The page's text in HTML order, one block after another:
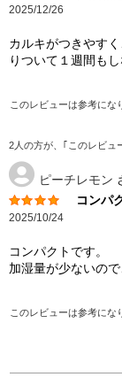
2025/12/26
カルキがつきやす
りついて１週間も
このレビューは参考にな
2人の方が、｢このレビュ
ピーチレモン
コンパ
2025/10/24
コンパクトです。
加湿量が少ないの
このレビューは参考にな